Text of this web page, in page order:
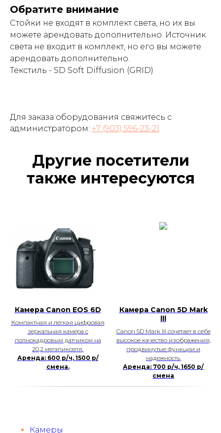
Обратите внимание
Стойки не входят в комплект света, но их вы
можете арендовать дополнительно. Источник
света не входит в комплект, но его вы можете
арендовать дополнительно.
Текстиль - SD Soft Diffusion (GRID)
Для заказа оборудования свяжитесь с
администратором: +7 (903) 596-23-21
Другие посетители
также интересуются
Камера Canon EOS 6D
Компактная и легкая цифровая
зеркальная камера с
полнокадровым датчиком на
20,2 мегапикселя.
Аренда: 600 р/ч, 1500 р/
смена.
Камера Canon 5D Mark
lll
Canon 5D Mark III сочетает в себе
высокое качество изображения,
продвинутые функции и
надежность.
Аренда: 700 р/ч, 1650 р/
смена
Камеры